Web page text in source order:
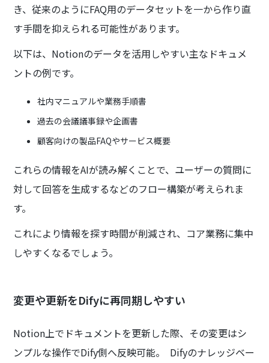
き、従来のようにFAQ用のデータセットを一から作り直
す手間を抑えられる可能性があります。
以下は、Notionのデータを活用しやすい主なドキュメ
ントの例です。
社内マニュアルや業務手順書
過去の会議議事録や企画書
顧客向けの製品FAQやサービス概要
これらの情報をAIが読み解くことで、ユーザーの質問に
対して回答を生成するなどのフロー構築が考えられま
す。
これにより情報を探す時間が削減され、コア業務に集中
しやすくなるでしょう。
変更や更新をDifyに再同期しやすい
Notion上でドキュメントを更新した際、その変更はシ
ンプルな操作でDify側へ反映可能。 Difyのナレッジベー